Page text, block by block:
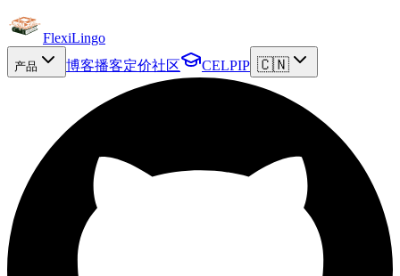
FlexiLingo
产品 博客播客定价社区 CELPIP 🇨🇳